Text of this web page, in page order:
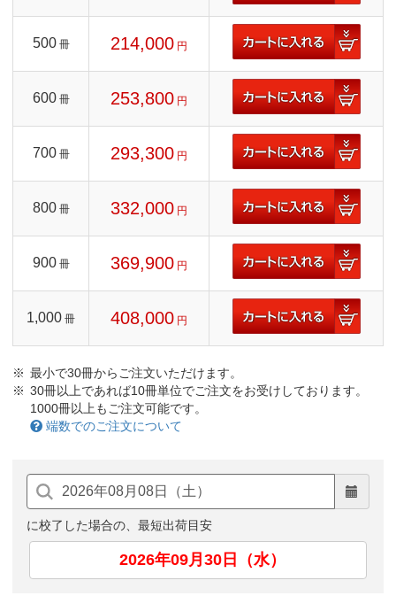
500 冊 214,000 円
600 冊 253,800 円
700 冊 293,300 円
800 冊 332,000 円
900 冊 369,900 円
1,000 冊 408,000 円
最小で30冊からご注文いただけます。
30冊以上であれば10冊単位でご注文をお受けしております。
1000冊以上もご注文可能です。
端数でのご注文について
に校了した場合の、最短出荷目安
2026年09月30日（水）